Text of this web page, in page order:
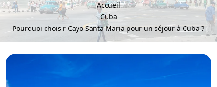
Accueil
Cuba
Pourquoi choisir Cayo Santa Maria pour un séjour à Cuba ?